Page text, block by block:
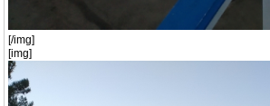
[/img]
[img]